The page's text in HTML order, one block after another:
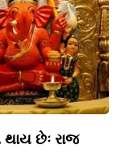
થાય છેઃ રાજ